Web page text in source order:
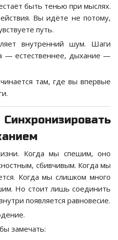
быть тенью при мыслях.
Вы идёте не потому,
путь.
внутренний шум. Шаги
— естественнее, дыхание —
там, где вы впервые
Когда мы спешим, оно
сбивчивым. Когда мы
Когда мы слишком много
Но стоит лишь соединить
появляется равновесие.
замечать: